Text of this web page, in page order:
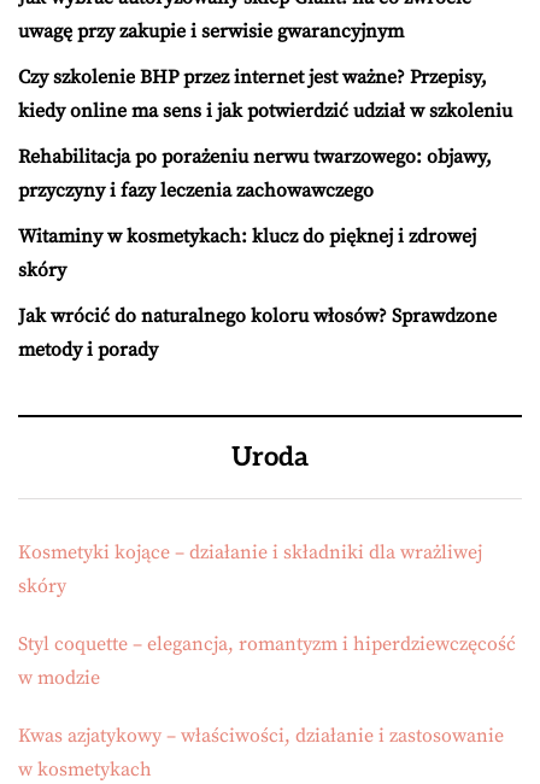
uwagę przy zakupie i serwisie gwarancyjnym
Czy szkolenie BHP przez internet jest ważne? Przepisy,
kiedy online ma sens i jak potwierdzić udział w szkoleniu
Rehabilitacja po porażeniu nerwu twarzowego: objawy,
przyczyny i fazy leczenia zachowawczego
Witaminy w kosmetykach: klucz do pięknej i zdrowej
skóry
Jak wrócić do naturalnego koloru włosów? Sprawdzone
metody i porady
Uroda
Kosmetyki kojące – działanie i składniki dla wrażliwej
skóry
Styl coquette – elegancja, romantyzm i hiperdziewczęcość
w modzie
Kwas azjatykowy – właściwości, działanie i zastosowanie
w kosmetykach